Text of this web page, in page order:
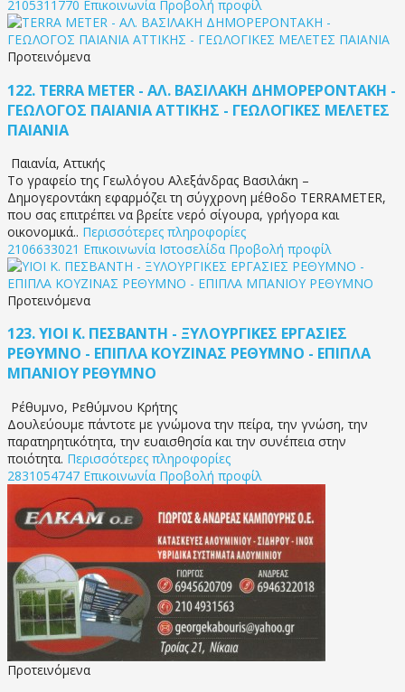
2105311770 Επικοινωνία Προβολή προφίλ
Προτεινόμενα
122. TERRA METER - ΑΛ. ΒΑΣΙΛΑΚΗ ΔΗΜΟΡΕΡΟΝΤΑΚΗ -
ΓΕΩΛΟΓΟΣ ΠΑΙΑΝΙΑ ΑΤΤΙΚΗΣ - ΓΕΩΛΟΓΙΚΕΣ ΜΕΛΕΤΕΣ
ΠΑΙΑΝΙΑ
Παιανία, Αττικής
Το γραφείο της Γεωλόγου Αλεξάνδρας Βασιλάκη –
Δημογεροντάκη εφαρμόζει τη σύγχρονη μέθοδο TERRAMETER,
που σας επιτρέπει να βρείτε νερό σίγουρα, γρήγορα και
οικονομικά.. Περισσότερες πληροφορίες
2106633021 Επικοινωνία Ιστοσελίδα Προβολή προφίλ
Προτεινόμενα
123.ΥΙΟΙ Κ. ΠΕΣΒΑΝΤΗ - ΞΥΛΟΥΡΓΙΚΕΣ ΕΡΓΑΣΙΕΣ
ΡΕΘΥΜΝΟ - ΕΠΙΠΛΑ ΚΟΥΖΙΝΑΣ ΡΕΘΥΜΝΟ - ΕΠΙΠΛΑ
ΜΠΑΝΙΟΥ ΡΕΘΥΜΝΟ
Ρέθυμνο, Ρεθύμνου Κρήτης
Δουλεύουμε πάντοτε με γνώμονα την πείρα, την γνώση, την
παρατηρητικότητα, την ευαισθησία και την συνέπεια στην
ποιότητα. Περισσότερες πληροφορίες
2831054747 Επικοινωνία Προβολή προφίλ
Προτεινόμενα